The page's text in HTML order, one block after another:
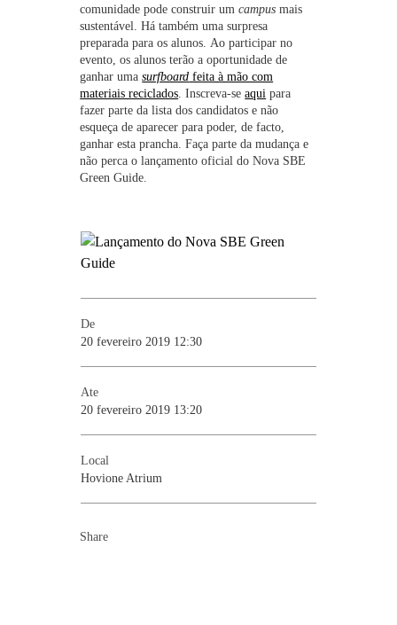
comunidade pode construir umcampusmais
sustentável.Há também uma surpresa
preparada para os alunos. Ao participar no
evento, os alunos terão a oportunidade de
ganhar umasurfboard feita à mão com
materiais reciclados . Inscreva-seaqui para
fazer parte da lista dos candidatos e não
esqueça de aparecer para poder, de facto,
ganhar esta prancha. Faça parte da mudança e
não perca o lançamento oficial do Nova SBE
Green Guide.
De
20 fevereiro 2019 12:30
Ate
20 fevereiro 2019 13:20
Local
Hovione Atrium
Share